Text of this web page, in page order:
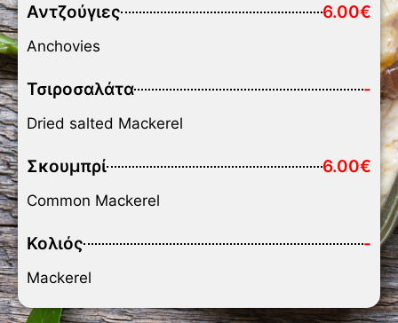
Αντζούγιες 6.00€
Anchovies
Τσιροσαλάτα -
Dried salted Mackerel
Σκουμπρί 6.00€
Common Mackerel
Κολιός -
Mackerel